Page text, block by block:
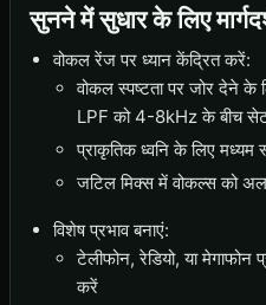
सुनने में सुधार के लिए
वोकल रेंज पर ध्यान केंद्रित करें:
वोकल स्पष्टता पर जोर देने
LPF को 4-8kHz के बीच
प्राकृतिक ध्वनि के लिए
जटिल मिक्स में वोकल्स को
विशेष प्रभाव बनाएं:
टेलीफोन, रेडियो, या मेगाफोन
करें